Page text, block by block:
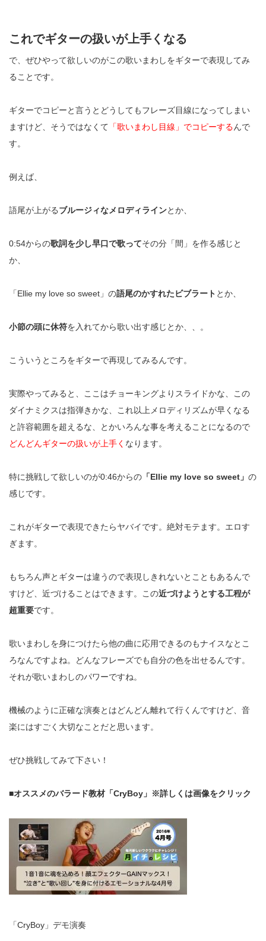
これでギターの扱いが上手くなる
で、ぜひやって欲しいのがこの歌いまわしをギターで表現してみ
ることです。
ギターでコピーと言うとどうしてもフレーズ目線になってしまい
ますけど、そうではなくて 「歌いまわし目線」でコピーするんで
す。
例えば、
語尾が上がるブルージィなメロディラインとか、
0:54からの歌詞を少し早口で歌ってその分「間」を作る感じと
か、
「Ellie my love so sweet」の語尾のかすれたビブラート とか、
小節の頭に休符を入れてから歌い出す感じとか、、。
こういうところをギターで再現してみるんです。
実際やってみると、ここはチョーキングよりスライドかな、この
ダイナミクスは指弾きかな、これ以上メロディリズムが早くなる
と許容範囲を超えるな、とかいろんな事を考えることになるので
どんどんギターの扱いが上手く なります。
特に挑戦して欲しいのが0:46からの 「Ellie my love so sweet」 の
感じです。
これがギターで表現できたらヤバイです。絶対モテます。エロす
ぎます。
もちろん声とギターは違うので表現しきれないとこともあるんで
すけど、近づけることはできます。この近づけようとする工程が
超重要です。
歌いまわしを身につけたら他の曲に応用できるのもナイスなとこ
ろなんですよね。どんなフレーズでも自分の色を出せるんです。
それが歌いまわしのパワーですね。
機械のように正確な演奏とはどんどん離れて行くんですけど、音
楽にはすごく大切なことだと思います。
ぜひ挑戦してみて下さい！
■オススメのバラード教材「CryBoy」※詳しくは画像をクリック
「CryBoy」デモ演奏